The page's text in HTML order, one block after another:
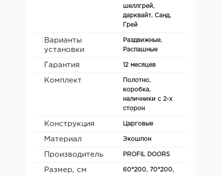
шеллгрей,
дарквайт, Санд,
Грей
Варианты
установки
Раздвижные,
Распашные
Гарантия 12 месяцев
Комплект
Полотно,
коробка,
наличники с 2-х
сторон
Конструкция Царговые
Материал Экошпон
Производитель PROFIL DOORS
Размер, см 60*200, 70*200,